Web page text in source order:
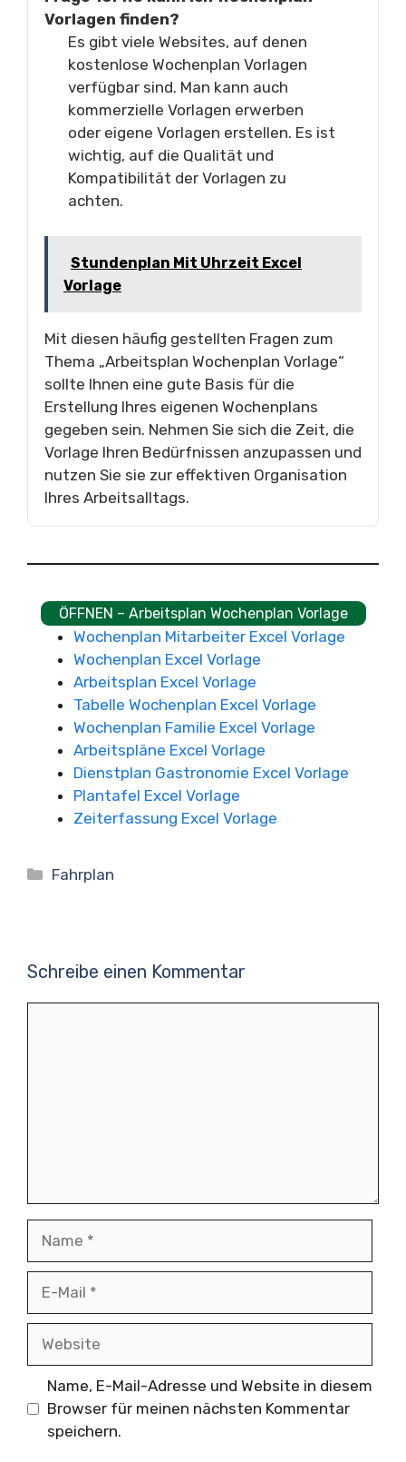
Vorlagen finden?
Es gibt viele Websites, auf denen
kostenlose Wochenplan Vorlagen
verfügbar sind. Man kann auch
kommerzielle Vorlagen erwerben
oder eigene Vorlagen erstellen. Es ist
wichtig, auf die Qualität und
Kompatibilität der Vorlagen zu
achten.
Stundenplan Mit Uhrzeit Excel
Vorlage
Mit diesen häufig gestellten Fragen zum
Thema „Arbeitsplan Wochenplan Vorlage“
sollte Ihnen eine gute Basis für die
Erstellung Ihres eigenen Wochenplans
gegeben sein. Nehmen Sie sich die Zeit, die
Vorlage Ihren Bedürfnissen anzupassen und
nutzen Sie sie zur effektiven Organisation
Ihres Arbeitsalltags.
ÖFFNEN – Arbeitsplan Wochenplan Vorlage
Wochenplan Mitarbeiter Excel Vorlage
Wochenplan Excel Vorlage
Arbeitsplan Excel Vorlage
Tabelle Wochenplan Excel Vorlage
Wochenplan Familie Excel Vorlage
Arbeitspläne Excel Vorlage
Dienstplan Gastronomie Excel Vorlage
Plantafel Excel Vorlage
Zeiterfassung Excel Vorlage
Kategorien
Fahrplan
Schreibe einen Kommentar
Mail
Name, E-Mail-Adresse und Website in diesem
Browser für meinen nächsten Kommentar
speichern.